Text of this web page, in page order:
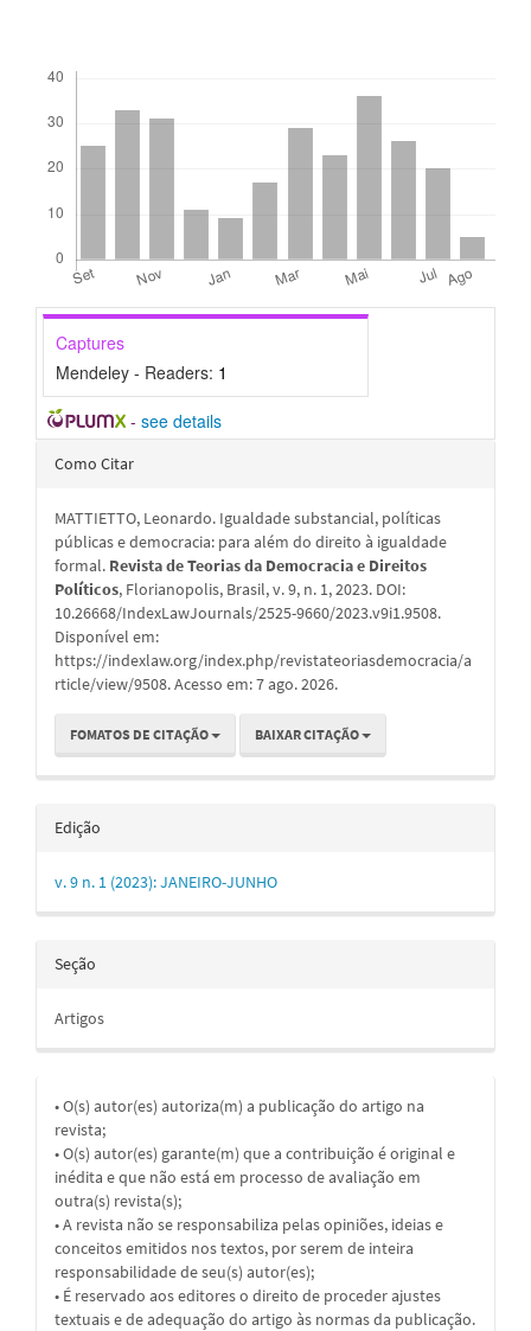
Captures
Mendeley - Readers: 1
- see details
Detalhes
artigo
Como Citar
MATTIETTO, Leonardo. Igualdade substancial, políticas
públicas e democracia: para além do direito à igualdade
formal. Revista de Teorias da Democracia e Direitos
Políticos, Florianopolis, Brasil, v. 9, n. 1, 2023. DOI:
10.26668/IndexLawJournals/2525-9660/2023.v9i1.9508.
Disponível em:
https://indexlaw.org/index.php/revistateoriasdemocracia/a
rticle/view/9508. Acesso em: 7 ago. 2026.
FOMATOS DE CITAÇÃO BAIXAR CITAÇÃO
Edição
v. 9 n. 1 (2023): JANEIRO-JUNHO
Seção
Artigos
• O(s) autor(es) autoriza(m) a publicação do artigo na
revista;
• O(s) autor(es) garante(m) que a contribuição é original e
inédita e que não está em processo de avaliação em
outra(s) revista(s);
• A revista não se responsabiliza pelas opiniões, ideias e
conceitos emitidos nos textos, por serem de inteira
responsabilidade de seu(s) autor(es);
• É reservado aos editores o direito de proceder ajustes
textuais e de adequação do artigo às normas da publicação.